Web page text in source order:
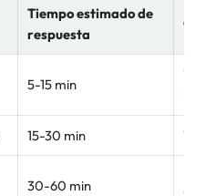
Tiempo estimado de
respuesta
5-15 min
15-30 min
30-60 min